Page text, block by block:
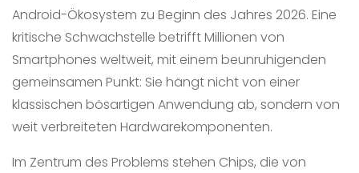
Android-Ökosystem zu Beginn des Jahres 2026. Eine
kritische Schwachstelle betrifft Millionen von
Smartphones weltweit, mit einem beunruhigenden
gemeinsamen Punkt: Sie hängt nicht von einer
klassischen bösartigen Anwendung ab, sondern von
weit verbreiteten Hardwarekomponenten.
Im Zentrum des Problems stehen Chips, die von